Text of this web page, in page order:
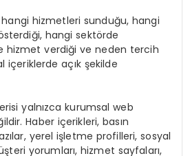
hangi hizmetleri sunduğu, hangi
hangi sektörde
hizmet verdiği ve neden tercih
içeriklerde açık şekilde
yalnızca kurumsal web
Haber içerikleri, basın
yerel işletme profilleri, sosyal
yorumları, hizmet sayfaları,